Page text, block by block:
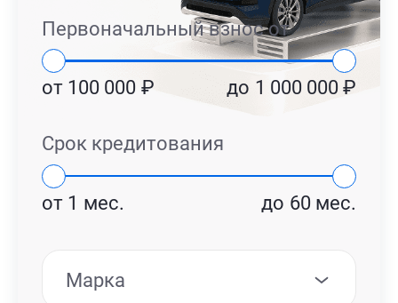
Первоначальный взнос от
от 100 000 ₽ до 1 000 000 ₽
Срок кредитования
от 1 мес. до 60 мес.
Марка